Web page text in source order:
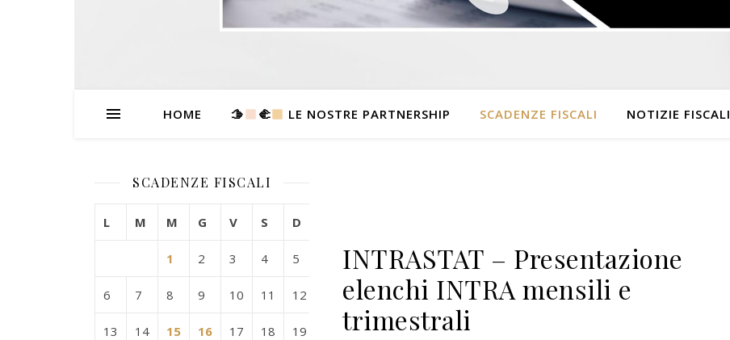
HOME 🫱 ‍🫲 LE NOSTRE PARTNERSHIP SCADENZE FISCALI NOTIZIE FISCALI
SCADENZE FISCALI
L M M G V S D
1 2 3 4 5
6 7 8 9 10 11 12
13 14 15 16 17 18 19
INTRASTAT – Presentazione
elenchi INTRA mensili e
trimestrali